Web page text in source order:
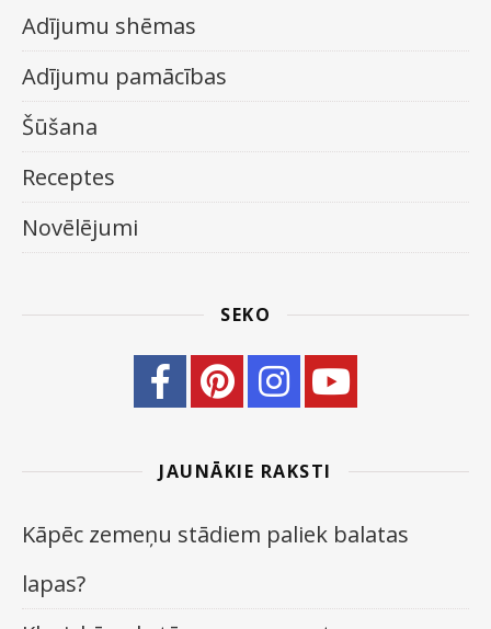
Adījumu shēmas
Adījumu pamācības
Šūšana
Receptes
Novēlējumi
SEKO
JAUNĀKIE RAKSTI
Kāpēc zemeņu stādiem paliek balatas
lapas?